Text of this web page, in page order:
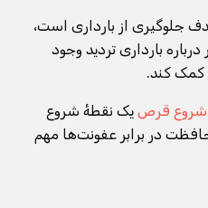
جلوگیری از بارداری است،
درباره بارداری تردید وجود
کمک کند.
شروع قرص یک نقطهٔ شروع
در برابر عفونت‌ها مهم